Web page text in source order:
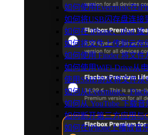
如何使用Evermusic在
如何将USB闪存盘连接
如何在 iPhone、iPad
如何将文件上传到云存
如何使用 Finder 将文件
如何使用WiFi-Drive从
使用SMB协议将文件从
如何从Evermusic、
如何从 YouTube 下载
如何断开第三方应用与
如何在iPhone上播放音